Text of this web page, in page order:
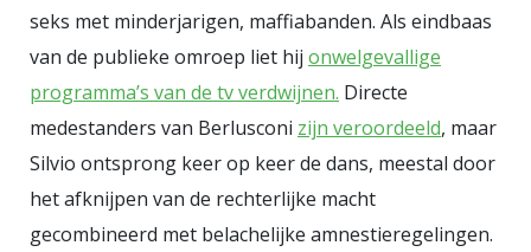
seks met minderjarigen, maffiabanden. Als eindbaas
van de publieke omroep liet hij onwelgevallige
programma’s van de tv verdwijnen. Directe
medestanders van Berlusconi zijn veroordeeld, maar
Silvio ontsprong keer op keer de dans, meestal door
het afknijpen van de rechterlijke macht
gecombineerd met belachelijke amnestieregelingen.